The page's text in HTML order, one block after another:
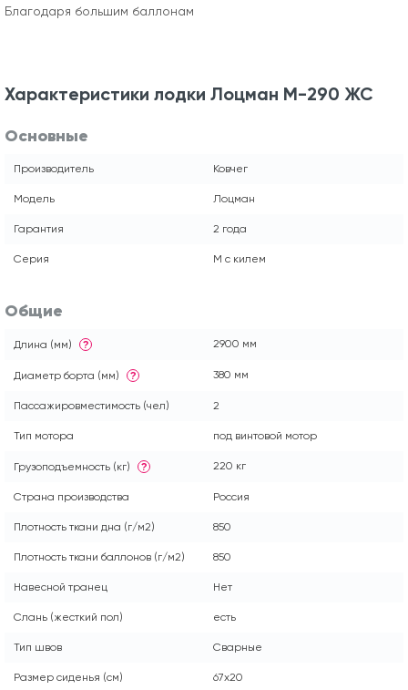
Благодаря большим баллонам
Характеристики лодки Лоцман М-290 ЖС
Основные
Производитель Ковчег
Модель Лоцман
Гарантия 2 года
Серия М с килем
Общие
Длина (мм) ? 2900 мм
Диаметр борта (мм) ? 380 мм
Пассажировместимость (чел) 2
Тип мотора под винтовой мотор
Грузоподъемность (кг) ? 220 кг
Страна производства Россия
Плотность ткани дна (г/м2) 850
Плотность ткани баллонов (г/м2) 850
Навесной транец Нет
Слань (жесткий пол) есть
Тип швов Сварные
Размер сиденья (см) 67х20